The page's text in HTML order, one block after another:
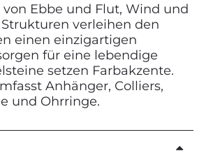
von Ebbe und Flut, Wind und
verleihen den
einen einzigartigen
für eine lebendige
setzen Farbakzente.
Anhänger, Colliers,
und Ohrringe.